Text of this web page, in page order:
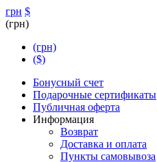
грн $
(грн)
(грн)
($)
Бонусный счет
Подарочные сертификаты
Публичная оферта
Информация
Возврат
Доставка и оплата
Пункты самовывоза